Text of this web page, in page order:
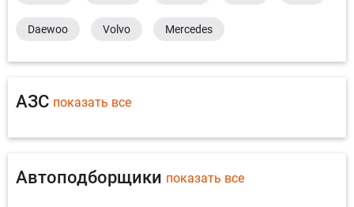
Daewoo Volvo Mercedes
АЗС показать все
Автоподборщики показать все